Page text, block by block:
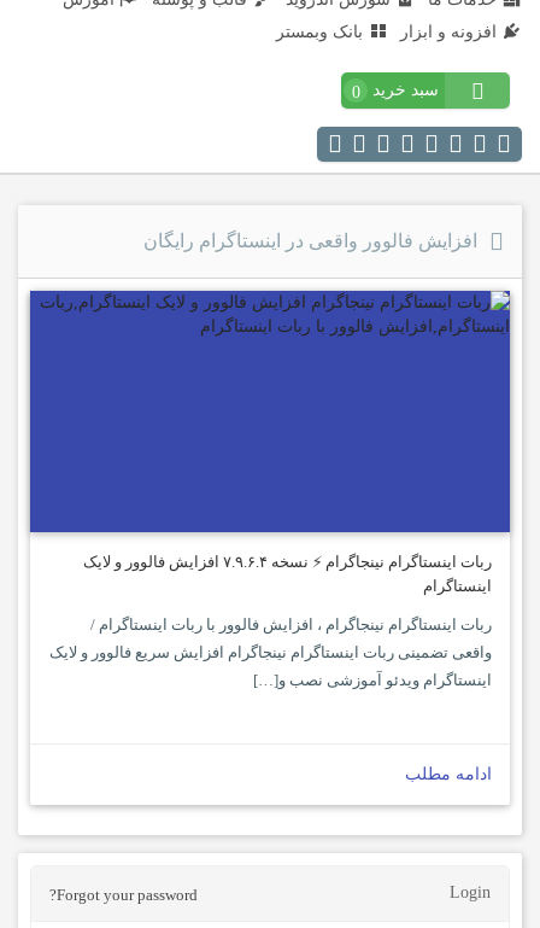
افزونه و ابزار
بانک وبمستر
سبد خرید 0
افزایش فالوور واقعی در اینستاگرام رایگان
ربات اینستاگرام نینجاگرام ⚡️ نسخه ۷.۹.۶.۴ افزایش فالوور و لایک
اینستاگرام
ربات اینستاگرام نینجاگرام ، افزایش فالوور با ربات اینستاگرام /
واقعی تضمینی ربات اینستاگرام نینجاگرام افزایش سریع فالوور و لایک
اینستاگرام ویدئو آموزشی نصب و[…]
ادامه مطلب
Login
Forgot your password?